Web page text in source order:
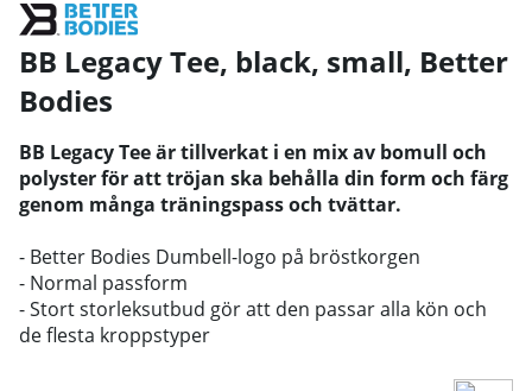
BB Legacy Tee, black, small, Better
Bodies
BB Legacy Tee är tillverkat i en mix av bomull och
polyster för att tröjan ska behålla din form och färg
genom många träningspass och tvättar.
- Better Bodies Dumbell-logo på bröstkorgen
- Normal passform
- Stort storleksutbud gör att den passar alla kön och
de flesta kroppstyper